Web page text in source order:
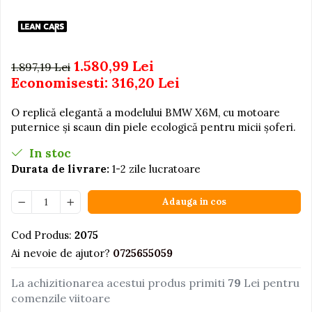
Caluti balansoar
Interactive, educative si
Figurine
Ateliere si unelte
Blocuri de constructie
Creative
Electrocasnice si bucatarii
Jocuri de indemanare
Ingrijire cosmetica mamici
Pompe de san
Sisteme De Purtare
1.897,19 Lei 1.580,99 Lei
Economisesti: 316,20 Lei
O replică elegantă a modelului BMW X6M, cu motoare
puternice și scaun din piele ecologică pentru micii șoferi.
In stoc
Durata de livrare: 1-2 zile lucratoare
Adauga in cos
Cod Produs: 2075
Ai nevoie de ajutor? 0725655059
La achizitionarea acestui produs primiti 79 Lei pentru
comenzile viitoare